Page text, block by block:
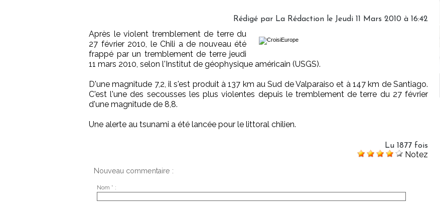
Rédigé par La Rédaction le Jeudi 11 Mars 2010 à 16:42
Après le violent tremblement de terre du
27 février 2010, le Chili a de nouveau été
frappé par un tremblement de terre jeudi
11 mars 2010, selon l'Institut de géophysique américain (USGS).
D'une magnitude 7,2, il s'est produit à 137 km au Sud de Valparaiso et à 147 km de Santiago.
C'est l'une des secousses les plus violentes depuis le tremblement de terre du 27 février
d'une magnitude de 8,8.
Une alerte au tsunami a été lancée pour le littoral chilien.
Lu 1877 fois
Notez
Nouveau commentaire :
Nom * :